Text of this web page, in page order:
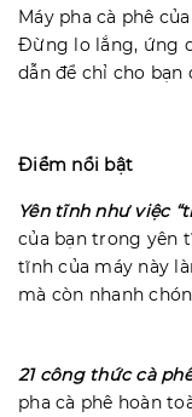
Máy pha cà phê
Đừng lo lắng, ứng
dẫn để chỉ cho bạn
Điểm nổi bật
Yên tĩnh như việc
của bạn trong yên
tĩnh của máy này
mà còn nhanh
21 công thức cà phê
pha cà phê hoàn